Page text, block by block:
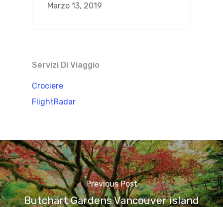
Marzo 13, 2019
Servizi Di Viaggio
Crociere
FlightRadar
Previous Post
Butchart Gardens Vancouver island